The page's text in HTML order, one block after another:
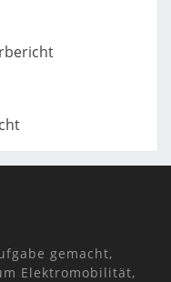
gemacht,
Elektromobilität,